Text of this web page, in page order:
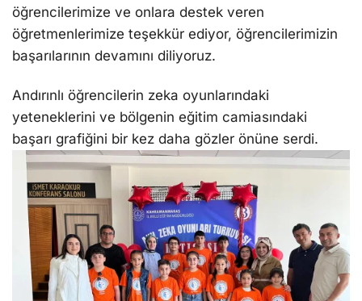
öğrencilerimize ve onlara destek veren
öğretmenlerimize teşekkür ediyor, öğrencilerimizin
başarılarının devamını diliyoruz.
Andırınlı öğrencilerin zeka oyunlarındaki
yeteneklerini ve bölgenin eğitim camiasındaki
başarı grafiğini bir kez daha gözler önüne serdi.